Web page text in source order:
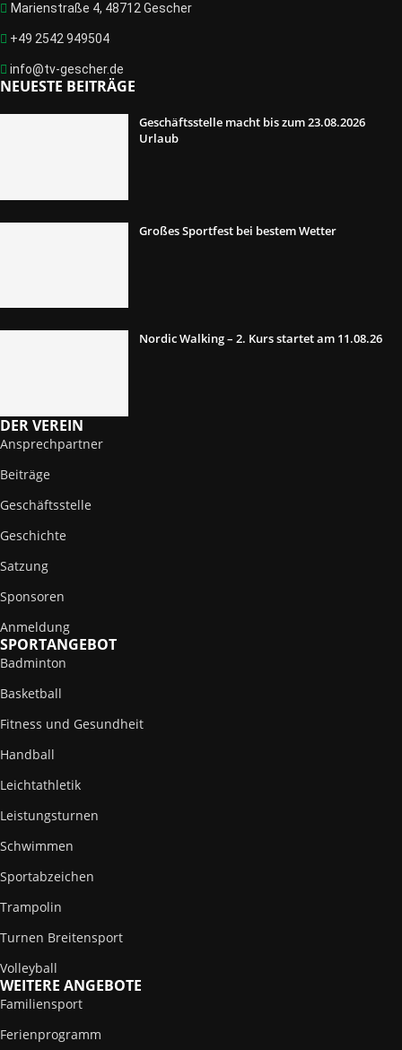
Marienstraße 4, 48712 Gescher
+49 2542 949504
info@tv-gescher.de
NEUESTE BEITRÄGE
Geschäftsstelle macht bis zum 23.08.2026
Urlaub
Großes Sportfest bei bestem Wetter
Nordic Walking – 2. Kurs startet am 11.08.26
DER VEREIN
Ansprechpartner
Beiträge
Geschäftsstelle
Geschichte
Satzung
Sponsoren
Anmeldung
SPORTANGEBOT
Badminton
Basketball
Fitness und Gesundheit
Handball
Leichtathletik
Leistungsturnen
Schwimmen
Sportabzeichen
Trampolin
Turnen Breitensport
Volleyball
WEITERE ANGEBOTE
Familiensport
Ferienprogramm